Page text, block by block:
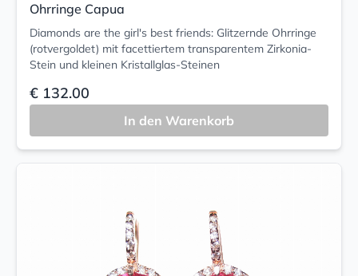
Ohrringe Capua
Diamonds are the girl's best friends: Glitzernde Ohrringe
(rotvergoldet) mit facettiertem transparentem Zirkonia-
Stein und kleinen Kristallglas-Steinen
€ 132.00
In den Warenkorb